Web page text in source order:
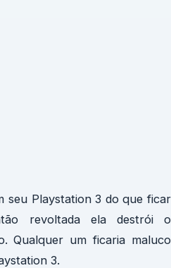
seu Playstation 3 do que ficar
revoltada ela destrói o
Qualquer um ficaria maluco
3.